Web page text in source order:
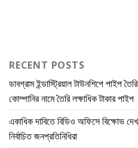
RECENT POSTS
ডাবগ্রাম ইন্ডাস্ট্রিয়াল টাউনশিপে পাইপ
কোম্পানির নামে তৈরি লক্ষাধিক টাকার পাইপ
একাধিক দাবিতে বিডিও অফিসে বিক্ষোভ
নির্বাচিত জনপ্রতিনিধিরা